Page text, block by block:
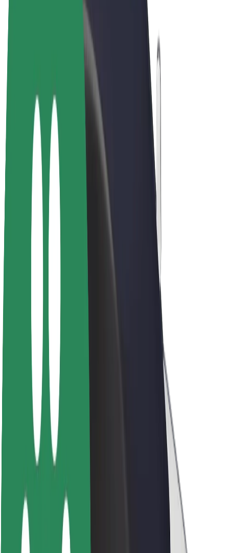
Bolt Plus
Colabora con Bolt
Conductores
Ingresos de conductor/a
Repartidores
Ingresos de repartidor
Comercios de Bolt Food
Flotas
Trabajá con nosotros
Sostenibilidad en Bolt
Project Zero
Blog
Sala de prensa
Directrices de la marca
Misión
Relación con inversores
Liderazgo
Fondo Urbano
Seguridad para usuarios